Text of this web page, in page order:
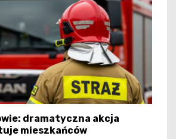
dramatyczna akcja
mieszkańców